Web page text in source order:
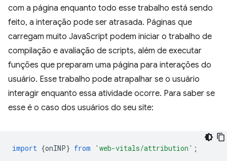
com a página enquanto todo esse trabalho está sendo
feito, a interação pode ser atrasada. Páginas que
carregam muito JavaScript podem iniciar o trabalho de
compilação e avaliação de scripts, além de executar
funções que preparam uma página para interações do
usuário. Esse trabalho pode atrapalhar se o usuário
interagir enquanto essa atividade ocorre. Para saber se
esse é o caso dos usuários do seu site:
import {onINP} from 'web-vitals/attribution' ;